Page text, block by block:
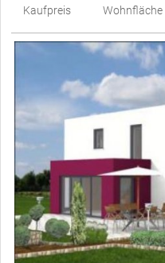
Kaufpreis
Wohnfläche